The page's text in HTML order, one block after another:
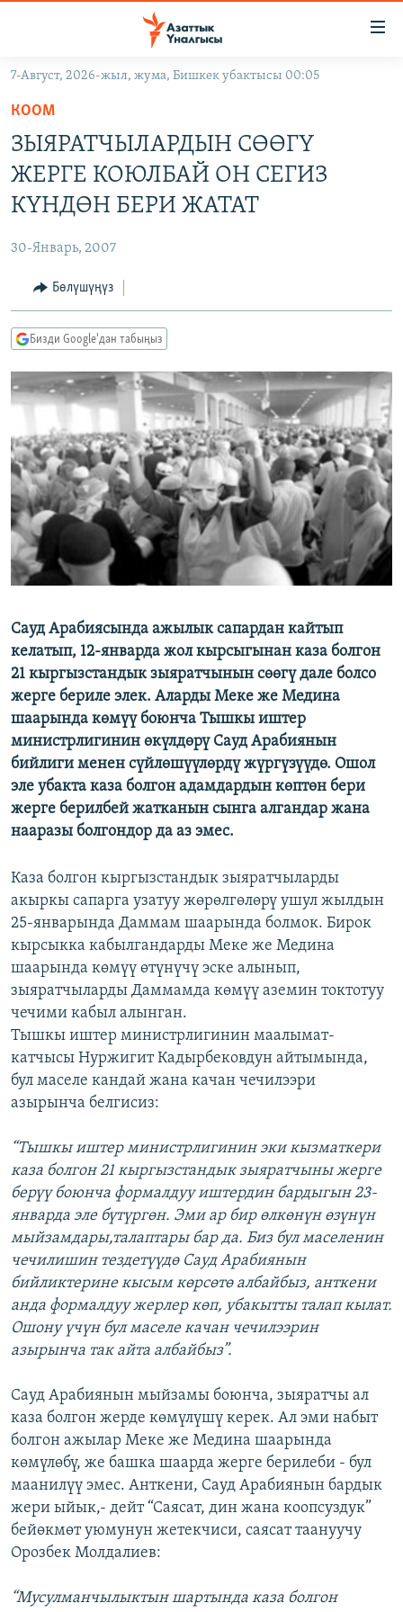
Навигацияга
өтүңүз
Издөөгө
салыңыз
САЯСАТ
МАДАНИЯТ
ДҮЙНӨ
УКРАИНА
ТВ ПРОГРАММАЛАР
БҮГҮН АЗАТТЫКТА
ДАНИСТЕ
АЗАТТЫК+
ЫҢГАЙСЫЗ СУРООЛОР
ПОДКАСТ
Русский
ЭЕ/АРнун бардык сайттары
7-Август, 2026-жыл, жума, Бишкек убактысы 00:05
КООМ
ЗЫЯРАТЧЫЛАРДЫН СӨӨГҮ
ЖЕРГЕ КОЮЛБАЙ ОН СЕГИЗ
КҮНДӨН БЕРИ ЖАТАТ
30-Январь, 2007
Бөлүшүңүз
Бизди Google'дан табыңыз
Сауд Арабиясында ажылык сапардан кайтып
келатып, 12-январда жол кырсыгынан каза болгон
21 кыргызстандык зыяратчынын сөөгү дале болсо
жерге бериле элек. Аларды Меке же Медина
шаарында көмүү боюнча Тышкы иштер
министрлигинин өкүлдөрү Сауд Арабиянын
бийлиги менен сүйлөшүүлөрдү жүргүзүүдө. Ошол
эле убакта каза болгон адамдардын көптөн бери
жерге берилбей жатканын сынга алгандар жана
нааразы болгондор да аз эмес.
Каза болгон кыргызстандык зыяратчыларды
акыркы сапарга узатуу жөрөлгөлөрү ушул жылдын
25-январында Даммам шаарында болмок. Бирок
кырсыкка кабылгандарды Меке же Медина
шаарында көмүү өтүнүчү эске алынып,
зыяратчыларды Даммамда көмүү аземин токтотуу
чечими кабыл алынган.
Тышкы иштер министрлигинин маалымат-
катчысы Нуржигит Кадырбековдун айтымында,
бул маселе кандай жана качан чечилээри
азырынча белгисиз:
“Тышкы иштер министрлигинин эки кызматкери
каза болгон 21 кыргызстандык зыяратчыны жерге
берүү боюнча формалдуу иштердин бардыгын 23-
январда эле бүтүргөн. Эми ар бир өлкөнүн өзүнүн
мыйзамдары,талаптары бар да. Биз бул маселенин
чечилишин тездетүүдө Сауд Арабиянын
бийликтерине кысым көрсөтө албайбыз, анткени
анда формалдуу жерлер көп, убакытты талап кылат.
Ошону үчүн бул маселе качан чечилээрин
азырынча так айта албайбыз”.
Сауд Арабиянын мыйзамы боюнча, зыяратчы ал
каза болгон жерде көмүлүшү керек. Ал эми набыт
болгон ажылар Меке же Медина шаарында
көмүлөбү, же башка шаарда жерге берилеби - бул
маанилүү эмес. Анткени, Сауд Арабиянын бардык
жери ыйык,- дейт “Саясат, дин жана коопсуздук”
бейөкмөт уюмунун жетекчиси, саясат таануучу
Орозбек Молдалиев:
“Мусулманчылыктын шартында каза болгон